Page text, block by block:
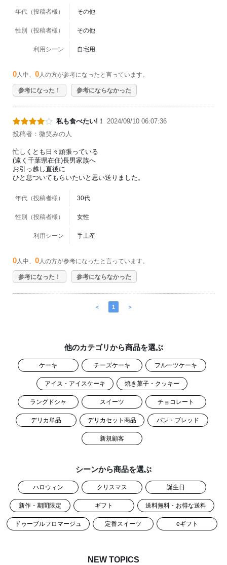
年代（投稿者様） その他
性別（投稿者様） その他
利用シーン 自宅用
0 人中、 0 人の方が参考になったと言っています。
参考になった！ 参考にならなかった
私も食べたい!！
2024/09/10 06:07:36
投稿者：微笑みの人
忙しくとも日々頑張っている
(遠く千葉県在住)長男家族へ
お引っ越し直後に
ひと息ついてもらいたいと思い送りました。
年代（投稿者様） 30代
性別（投稿者様） 女性
利用シーン 手土産
0 人中、 0 人の方が参考になったと言っています。
参考になった！ 参考にならなかった
＜ 1 ＞
他のカテゴリから商品を選ぶ
ケーキ チーズケーキ フルーツケーキ
アイス・アイスケーキ 焼き菓子・クッキー
ラングドシャ スイーツ チョコレート
デリカ単品 デリカセット商品 パン・ブレッド
新規顧客
シーンから商品を選ぶ
ハロウィン クリスマス 誕生日
新作・期間限定 ギフト 送料無料・お得な送料
ドゥーブルフロマージュ 定番スイーツ eギフト
NEW TOPICS